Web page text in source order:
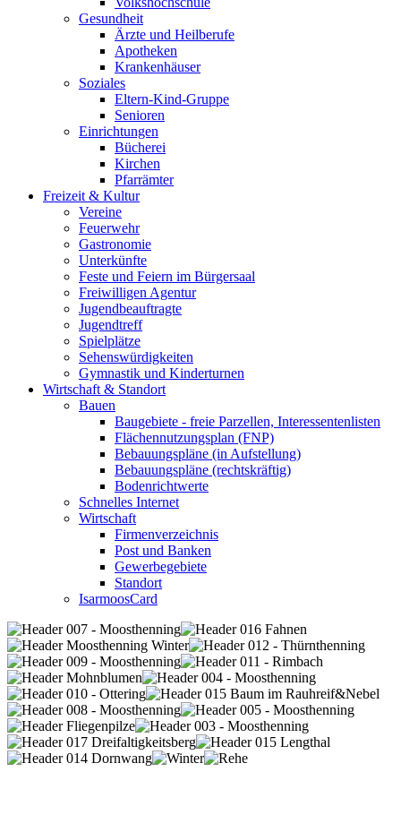
Gesundheit
Ärzte und Heilberufe
Apotheken
Krankenhäuser
Soziales
Eltern-Kind-Gruppe
Senioren
Einrichtungen
Bücherei
Kirchen
Pfarrämter
Freizeit & Kultur
Vereine
Feuerwehr
Gastronomie
Unterkünfte
Feste und Feiern im Bürgersaal
Freiwilligen Agentur
Jugendbeauftragte
Jugendtreff
Spielplätze
Sehenswürdigkeiten
Gymnastik und Kinderturnen
Wirtschaft & Standort
Bauen
Baugebiete - freie Parzellen, Interessentenlisten
Flächennutzungsplan (FNP)
Bebauungspläne (in Aufstellung)
Bebauungspläne (rechtskräftig)
Bodenrichtwerte
Schnelles Internet
Wirtschaft
Firmenverzeichnis
Post und Banken
Gewerbegebiete
Standort
IsarmoosCard